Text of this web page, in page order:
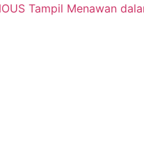
Tampil Menawan